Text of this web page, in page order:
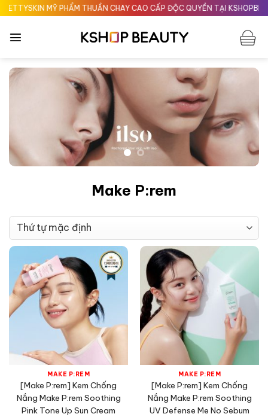
Chuyển
đến
nội
MỸ PHẨM THUẦN CHAY CAO CẤP ĐỘC QUYỀN TẠI
Make P:rem
MAKE P:REM
[Make P:rem] Kem Chống
Nắng Make P:rem Soothing
Pink Tone Up Sun Cream
MAKE P:REM
[Make P:rem] Kem Chống
Nắng Make P:rem Soothing
UV Defense Me No Sebum